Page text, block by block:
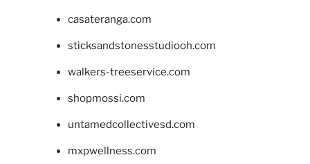
casateranga.com
sticksandstonesstudiooh.com
walkers-treeservice.com
shopmossi.com
untamedcollectivesd.com
mxpwellness.com